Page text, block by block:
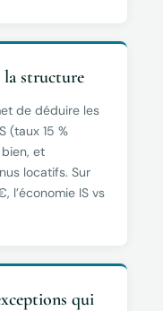
structure
de déduire les
(taux 15 %
et
locatifs. Sur
l’économie IS vs
qui